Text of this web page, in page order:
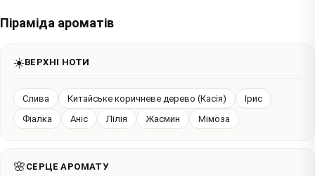
Піраміда ароматів
☀️ВЕРХНІ НОТИ
Слива Китайське коричневе дерево (Касія)
Ірис
Фіалка
Аніс Лілія Жасмин Мімоза
🌸 СЕРЦЕ АРОМАТУ